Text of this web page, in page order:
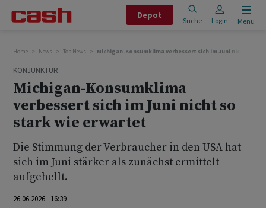
Depot
Suche Login Menu
Home News Top News Michigan-Konsumklima verbessert sich im Juni nicht so
KONJUNKTUR
Michigan-Konsumklima
verbessert sich im Juni nicht so
stark wie erwartet
Die Stimmung der Verbraucher in den USA hat
sich im Juni stärker als zunächst ermittelt
aufgehellt.
26.06.2026 16:39